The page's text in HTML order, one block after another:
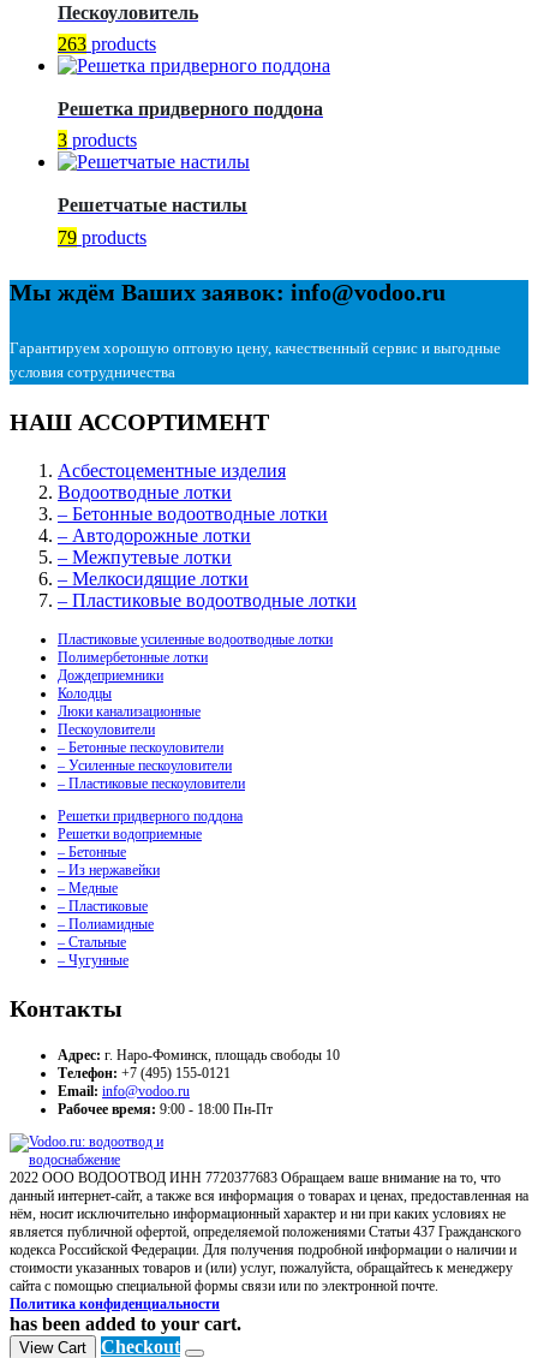
Пескоуловитель
263 products
Решетка придверного поддона
3 products
Решетчатые настилы
79 products
Мы ждём Ваших заявок: info@vodoo.ru
Гарантируем хорошую оптовую цену, качественный сервис и выгодные
условия сотрудничества
НАШ АССОРТИМЕНТ
Асбестоцементные изделия
Водоотводные лотки
– Бетонные водоотводные лотки
– Автодорожные лотки
– Межпутевые лотки
– Мелкосидящие лотки
– Пластиковые водоотводные лотки
Пластиковые усиленные водоотводные лотки
Полимербетонные лотки
Дождеприемники
Колодцы
Люки канализационные
Пескоуловители
– Бетонные пескоуловители
– Усиленные пескоуловители
– Пластиковые пескоуловители
Решетки придверного поддона
Решетки водоприемные
– Бетонные
– Из нержавейки
– Медные
– Пластиковые
– Полиамидные
– Стальные
– Чугунные
Контакты
Адрес: г. Наро-Фоминск, площадь свободы 10
Телефон: +7 (495) 155-0121
Email: info@vodoo.ru
Рабочее время: 9:00 - 18:00 Пн-Пт
2022 ООО ВОДООТВОД ИНН 7720377683 Обращаем ваше внимание на то, что
данный интернет-сайт, а также вся информация о товарах и ценах, предоставленная на
нём, носит исключительно информационный характер и ни при каких условиях не
является публичной офертой, определяемой положениями Статьи 437 Гражданского
кодекса Российской Федерации. Для получения подробной информации о наличии и
стоимости указанных товаров и (или) услуг, пожалуйста, обращайтесь к менеджеру
сайта с помощью специальной формы связи или по электронной почте.
Политика конфиденциальности
has been added to your cart.
View Cart Checkout